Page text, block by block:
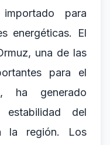
para
energéticas. El
una de las
para el
ha generado
del
la región. Los